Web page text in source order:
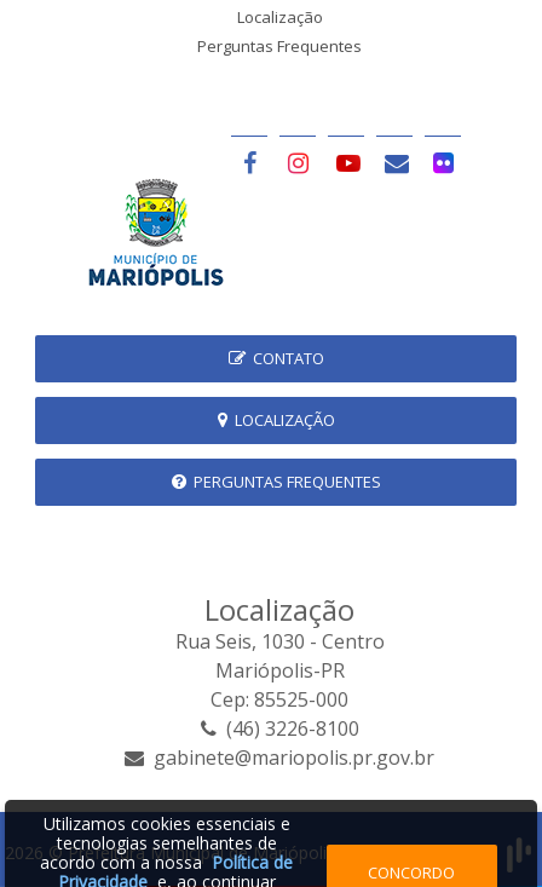
Localização
Perguntas Frequentes
CONTATO
LOCALIZAÇÃO
PERGUNTAS FREQUENTES
Localização
Rua Seis, 1030 - Centro
Mariópolis-PR
Cep: 85525-000
(46) 3226-8100
gabinete@mariopolis.pr.gov.br
2026 © Prefeitura Municipal de Mariópolis | Desenvolvido por:
Utilizamos cookies essenciais e
tecnologias semelhantes de
acordo com a nossaPolítica de
Privacidadee, ao continuar CONCORDO